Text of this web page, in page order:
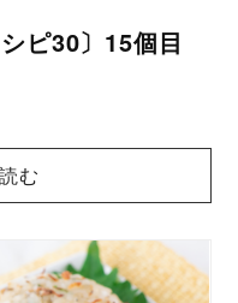
ピ30〕15個目
む